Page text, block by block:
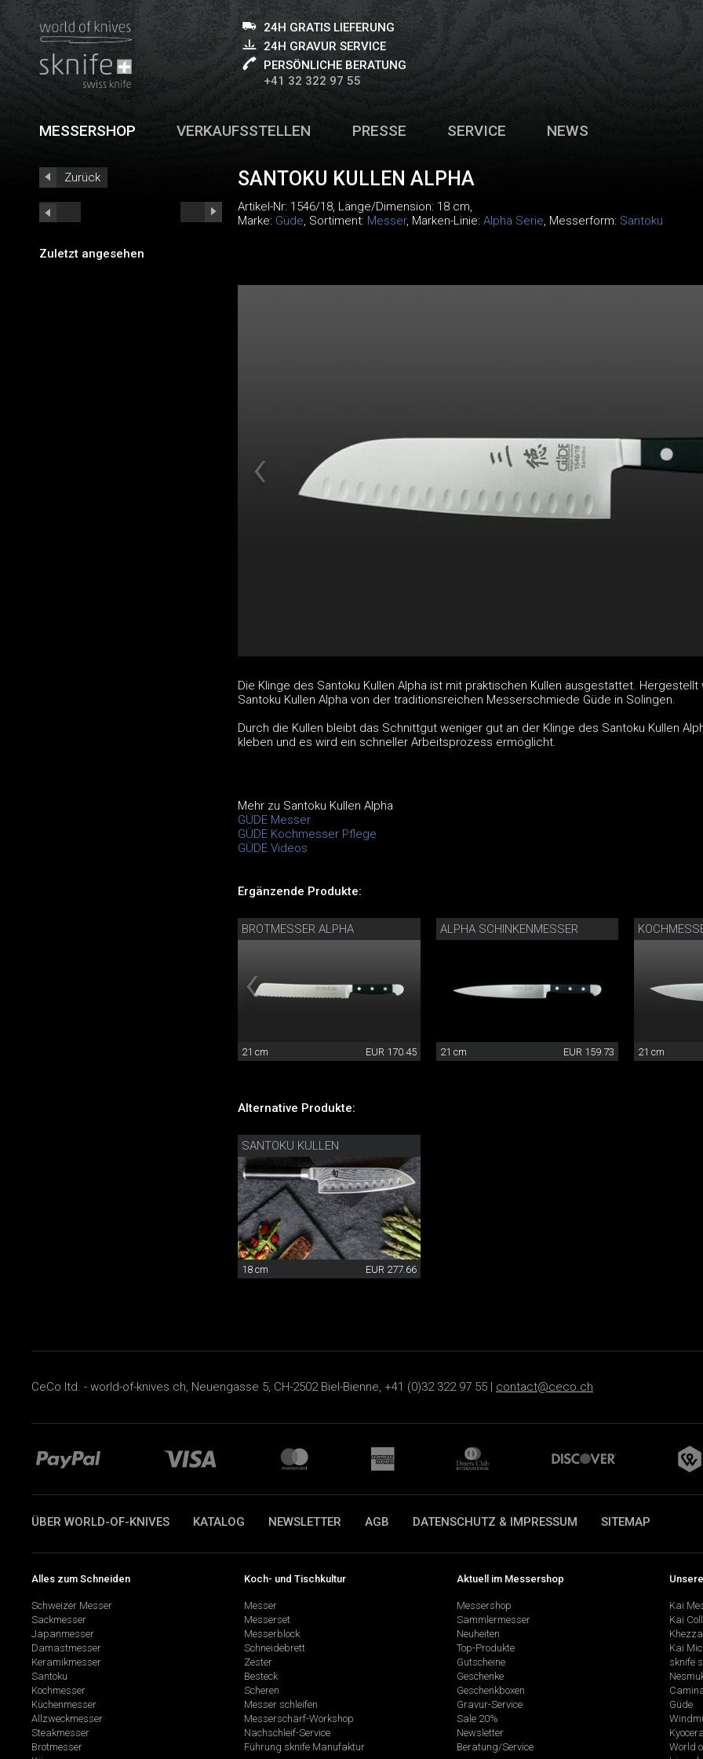
24H GRATIS LIEFERUNG
24H GRAVUR SERVICE
PERSÖNLICHE BERATUNG
+41 32 322 97 55
MESSERSHOP VERKAUFSSTELLEN PRESSE SERVICE NEWS
Zurück
Zuletzt angesehen
SANTOKU KULLEN ALPHA
Artikel-Nr: 1546/18, Länge/Dimension: 18 cm,
Marke: Güde, Sortiment: Messer, Marken-Linie: Alpha Serie, Messerform: Santoku
Die Klinge des Santoku Kullen Alpha ist mit praktischen Kullen ausgestattet. Hergestellt
Santoku Kullen Alpha von der traditionsreichen Messerschmiede Güde in Solingen.
Durch die Kullen bleibt das Schnittgut weniger gut an der Klinge des Santoku Kullen
kleben und es wird ein schneller Arbeitsprozess ermöglicht.
Mehr zu Santoku Kullen Alpha
GÜDE Messer
GÜDE Kochmesser Pflege
GÜDE Videos
Ergänzende Produkte:
BROTMESSER ALPHA
21 cm EUR 170.45
ALPHA SCHINKENMESSER
21 cm EUR 159.73 21 cm
Alternative Produkte:
SANTOKU KULLEN
18 cm EUR 277.66
CeCo ltd. - world-of-knives.ch, Neuengasse 5, CH-2502 Biel-Bienne, +41 (0)32 322 97 55 | contact@ceco.ch
ÜBER WORLD-OF-KNIVES KATALOG NEWSLETTER AGB DATENSCHUTZ & IMPRESSUM SITEMAP
Alles zum Schneiden
Schweizer Messer
Sackmesser
Japanmesser
Damastmesser
Keramikmesser
Santoku
Kochmesser
Küchenmesser
Allzweckmesser
Steakmesser
Brotmesser
Koch- und Tischkultur
Messer
Messerset
Messerblock
Schneidebrett
Zester
Besteck
Scheren
Messer schleifen
Messerschärf-Workshop
Nachschleif-Service
Führung sknife Manufaktur
Aktuell im Messershop
Messershop
Sammlermesser
Neuheiten
Top-Produkte
Gutscheine
Geschenke
Geschenkboxen
Gravur-Service
Sale 20%
Newsletter
Beratung/Service
Kai
Kai
Kai
sknife
Güde
Kyocera
World